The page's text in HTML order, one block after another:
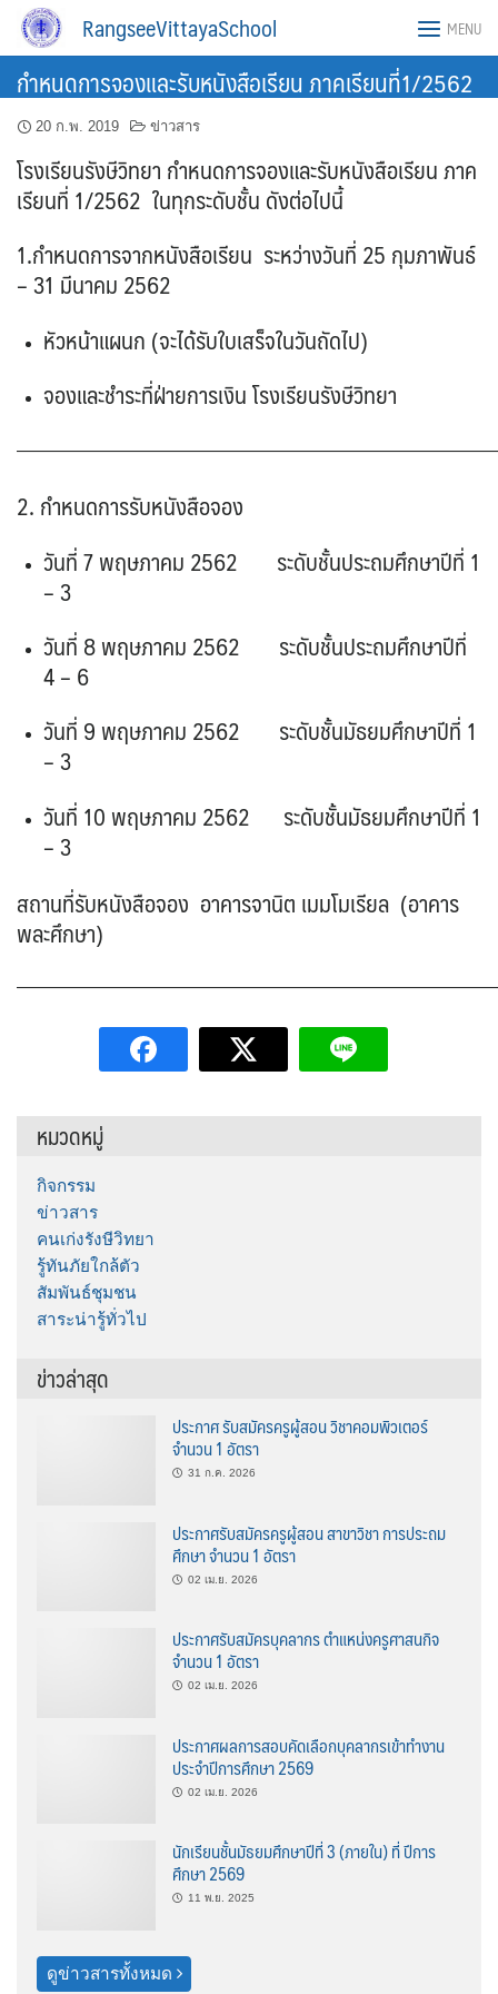
Skip
content
RangseeVittayaSchool MENU
กำหนดการจองและรับหนังสือเรียน ภาคเรียนที่1/2562
20 ก.พ. 2019 ข่าวสาร
โรงเรียนรังษีวิทยา กำหนดการจองและรับหนังสือเรียน ภาค
เรียนที่ 1/2562 ในทุกระดับชั้น ดังต่อไปนี้
1.กำหนดการจากหนังสือเรียน ระหว่างวันที่ 25 กุมภาพันธ์
– 31 มีนาคม 2562
หัวหน้าแผนก (จะได้รับใบเสร็จในวันถัดไป)
จองและชำระที่ฝ่ายการเงิน โรงเรียนรังษีวิทยา
2. กำหนดการรับหนังสือจอง
วันที่ 7 พฤษภาคม 2562 ระดับชั้นประถมศึกษาปีที่ 1
– 3
วันที่ 8 พฤษภาคม 2562 ระดับชั้นประถมศึกษาปีที่
4 – 6
วันที่ 9 พฤษภาคม 2562 ระดับชั้นมัธยมศึกษาปีที่ 1
– 3
วันที่ 10 พฤษภาคม 2562 ระดับชั้นมัธยมศึกษาปีที่ 1
– 3
สถานที่รับหนังสือจอง อาคารจานิต เมมโมเรียล (อาคาร
พละศึกษา)
หมวดหมู่
กิจกรรม
ข่าวสาร
คนเก่งรังษีวิทยา
รู้ทันภัยใกล้ตัว
สัมพันธ์ชุมชน
สาระน่ารู้ทั่วไป
ข่าวล่าสุด
ประกาศ รับสมัครครูผู้สอน วิชาคอมพิวเตอร์
จำนวน 1 อัตรา
31 ก.ค. 2026
ประกาศรับสมัครครูผู้สอน สาขาวิชา การประถม
ศึกษา จำนวน 1 อัตรา
02 เม.ย. 2026
ประกาศรับสมัครบุคลากร ตำแหน่งครูศาสนกิจ
จำนวน 1 อัตรา
02 เม.ย. 2026
ประกาศผลการสอบคัดเลือกบุคลากรเข้าทำงาน
ประจำปีการศึกษา 2569
02 เม.ย. 2026
นักเรียนชั้นมัธยมศึกษาปีที่ 3 (ภายใน) ที่ ปีการ
ศึกษา 2569
11 พ.ย. 2025
ดูข่าวสารทั้งหมด